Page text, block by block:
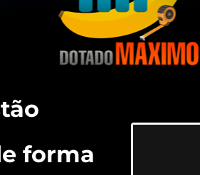
forma